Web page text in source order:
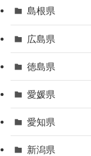
島根県
広島県
徳島県
愛媛県
愛知県
新潟県